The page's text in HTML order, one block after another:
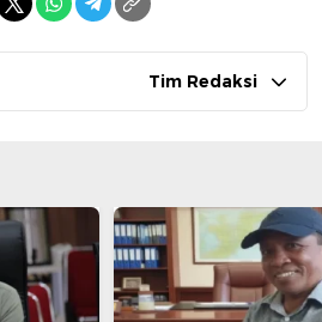
Tim Redaksi